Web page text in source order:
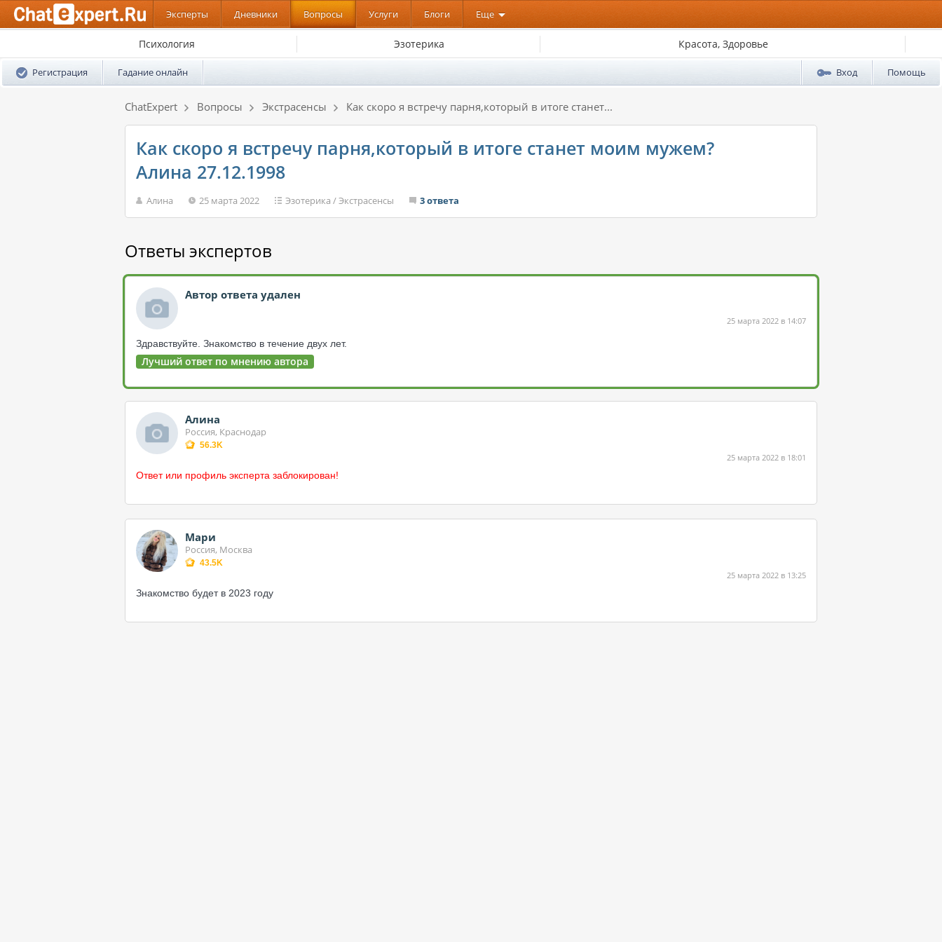
Эксперты Дневники Вопросы Услуги Блоги Еще
Психология Эзотерика Красота, Здоровье
Регистрация Гадание онлайн Вход Помощь
ChatExpert Вопросы Экстрасенсы Как скоро я встречу парня,который в итоге станет...
Как скоро я встречу парня,который в итоге станет моим мужем?
Алина 27.12.1998
Алина 25 марта 2022 Эзотерика /Экстрасенсы 3 ответа
Ответы экспертов
Автор ответа удален
25 марта 2022 в 14:07
Здравствуйте. Знакомство в течение двух лет.
Лучший ответ по мнению автора
Алина
Россия, Краснодар
56.3K
25 марта 2022 в 18:01
Ответ или профиль эксперта заблокирован!
Мари
Россия, Москва
43.5K
25 марта 2022 в 13:25
Знакомство будет в 2023 году